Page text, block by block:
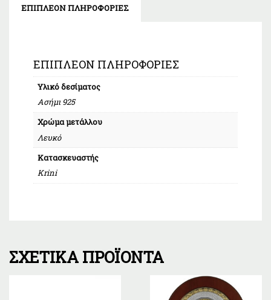
ΕΠΙΠΛΈΟΝ ΠΛΗΡΟΦΟΡΊΕΣ
ΕΠΙΠΛΈΟΝ ΠΛΗΡΟΦΟΡΊΕΣ
Υλικό δεσίματος
Ασήμι 925
Χρώμα μετάλλου
Λευκό
Κατασκευαστής
Krini
ΣΧΕΤΙΚΆ ΠΡΟΪΌΝΤΑ